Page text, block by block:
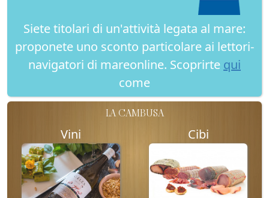
Siete titolari di un'attività legata al mare:
proponete uno sconto particolare ai lettori-
navigatori di mareonline. Scoprirte qui
come
LA CAMBUSA
Vini Cibi